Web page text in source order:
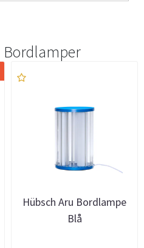
Bordlamper
Hübsch Aru Bordlampe
Blå